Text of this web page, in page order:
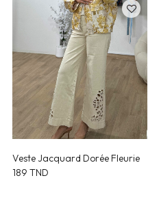
Veste Jacquard Dorée Fleurie
189 TND